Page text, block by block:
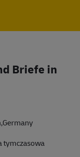
Briefe in
tymczasowa